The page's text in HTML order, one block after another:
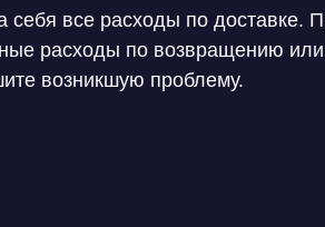
все расходы по доставке.
расходы по возвращению
возникшую проблему.